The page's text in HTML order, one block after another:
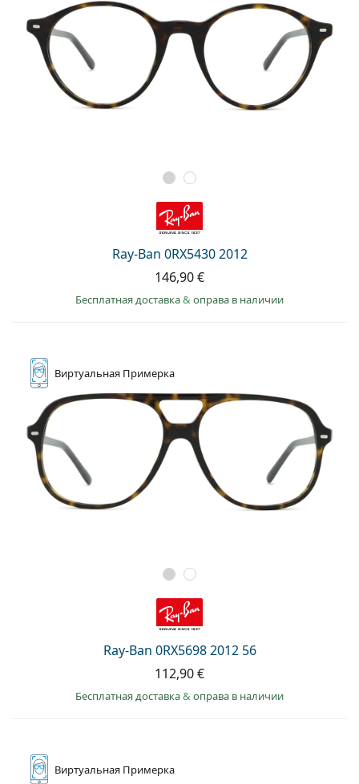
Ray-Ban 0RX5430 2012
146,90 €
Бесплатная доставка& оправа в наличии
Виртуальная Примерка
Ray-Ban 0RX5698 2012 56
112,90 €
Бесплатная доставка& оправа в наличии
Виртуальная Примерка